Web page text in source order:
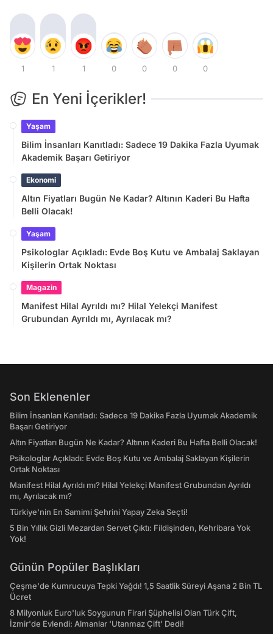
1 1 1 0 0 0 0
En Yeni İçerikler!
Yaşam
Bilim İnsanları Kanıtladı: Sadece 19 Dakika Fazla Uyumak
Akademik Başarı Getiriyor
Ekonomi
Altın Fiyatları Bugün Ne Kadar? Altının Kaderi Bu Hafta
Belli Olacak!
Yaşam
Psikologlar Açıkladı: Evde Boş Kutu ve Ambalaj Saklayan
Kişilerin Ortak Noktası
Magazin
Manifest Hilal Ayrıldı mı? Hilal Yelekçi Manifest
Grubundan Ayrıldı mı, Ayrılacak mı?
Son Eklenenler
Bilim İnsanları Kanıtladı: Sadece 19 Dakika Fazla Uyumak Akademik
Başarı Getiriyor
Altın Fiyatları Bugün Ne Kadar? Altının Kaderi Bu Hafta Belli Olacak!
Psikologlar Açıkladı: Evde Boş Kutu ve Ambalaj Saklayan Kişilerin
Ortak Noktası
Manifest Hilal Ayrıldı mı? Hilal Yelekçi Manifest Grubundan Ayrıldı
mı, Ayrılacak mı?
Türkiye'nin En Samimi Şehrini Yapay Zeka Seçti!
5 Bin Yıllık Gizli Mezardan Servet Çıktı: Fildişinden, Kehribara Yok
Yok!
Günün Popüler Başlıkları
Çeşme'de Kumrucuya Tepki Yağdı! 1,5 Saatlik Süreyi Aşana 2 Bin TL
Ücret
8 Milyonluk Euro'luk Soygunun Firari Şüphelisi Olan Türk Çift,
İzmir'de Evlendi: Almanlar 'Utanmaz Çift' Dedi!